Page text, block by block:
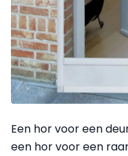
Een hor voor een
een hor voor een